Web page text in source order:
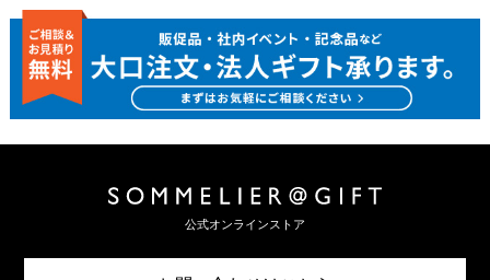
公式オンラインストア